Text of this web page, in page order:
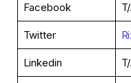
Facebook
Twitter
Linkedin